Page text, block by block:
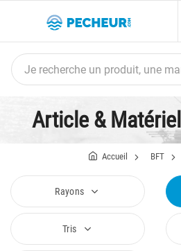
Article &
Accueil BFT
Rayons
Tris